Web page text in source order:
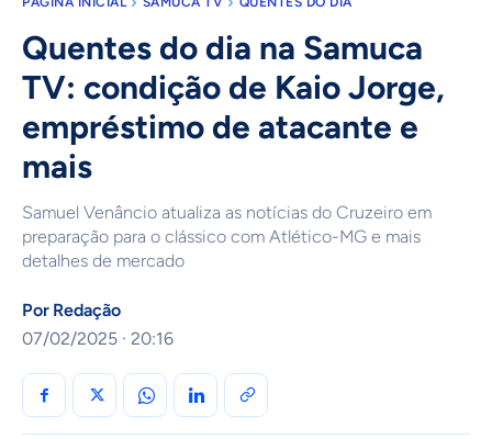
Quentes do dia na Samuca
TV: condição de Kaio Jorge,
empréstimo de atacante e
mais
Samuel Venâncio atualiza as notícias do Cruzeiro em
preparação para o clássico com Atlético-MG e mais
detalhes de mercado
Por Redação
07/02/2025 · 20:16